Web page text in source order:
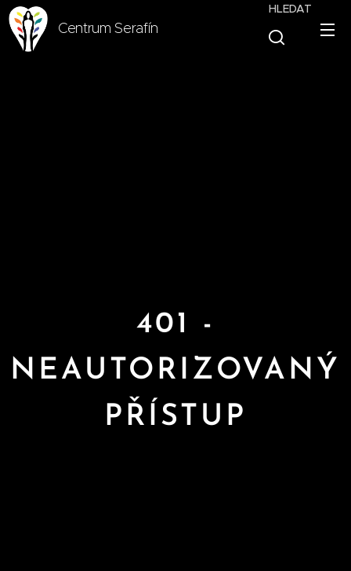
Centrum Serafín
HLEDAT
401 -
NEAUTORIZOVANÝ
PŘÍSTUP